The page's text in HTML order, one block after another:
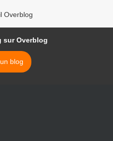
Overblog
sur Overblog
blog